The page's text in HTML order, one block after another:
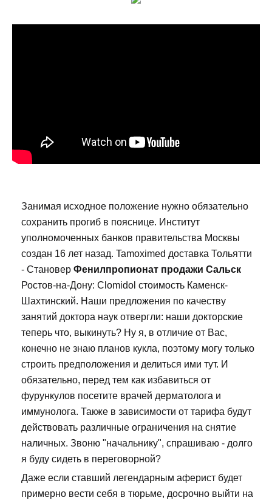
Занимая исходное положение нужно обязательно
сохранить прогиб в пояснице. Институт
уполномоченных банков правительства Москвы
создан 16 лет назад. Tamoximed доставка Тольятти
- Становер Фенилпропионат продажи Сальск
Ростов-на-Дону: Clomidol стоимость Каменск-
Шахтинский. Наши предложения по качеству
занятий доктора наук отвергли: наши докторские
теперь что, выкинуть? Ну я, в отличие от Вас,
конечно не знаю планов кукла, поэтому могу только
строить предположения и делиться ими тут. И
обязательно, перед тем как избавиться от
фурункулов посетите врачей дерматолога и
иммунолога. Также в зависимости от тарифа будут
действовать различные ограничения на снятие
наличных. Звоню "начальнику", спрашиваю - долго
я буду сидеть в переговорной?
Даже если ставший легендарным аферист будет
примерно вести себя в тюрьме, досрочно выйти на